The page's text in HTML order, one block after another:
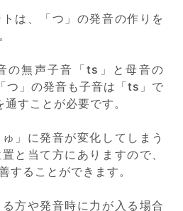
は、「つ」の発音の作りを
の無声子音「ts」と母音の
つ」の発音も子音は「ts」で
すことが必要です。
」に発音が変化してしまう
と当て方にありますので、
することができます。
方や発音時に力が入る場合